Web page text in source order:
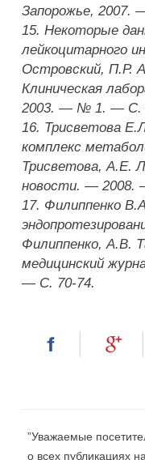
Запорожье, 2007.
15. Некоторые
лейкоцитарного
Островский, П.Р.
Клиническая
2003. — № 1. — С.
16. Трисветова
комплекс
Трисветова, А.Е.
новости. —
17. Филиппенко
Филиппенко, А.В.
медицинский
— С. 70-74.
”Уважаемые
о всех публикациях